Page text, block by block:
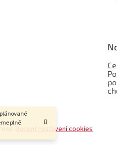
plně
Upravit nastavení cookies